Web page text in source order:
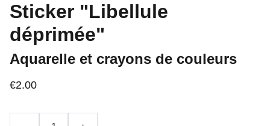
Sticker "Libellule
déprimée"
Aquarelle et crayons de couleurs
€2.00